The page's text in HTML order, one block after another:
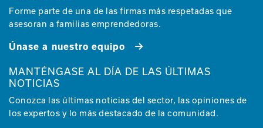
Forme parte de una de las firmas más respetadas que
asesoran a familias emprendedoras.
Únase a nuestro equipo
MANTÉNGASE AL DÍA DE LAS ÚLTIMAS
NOTICIAS
Conozca las últimas noticias del sector, las opiniones de
los expertos y lo más destacado de la comunidad.